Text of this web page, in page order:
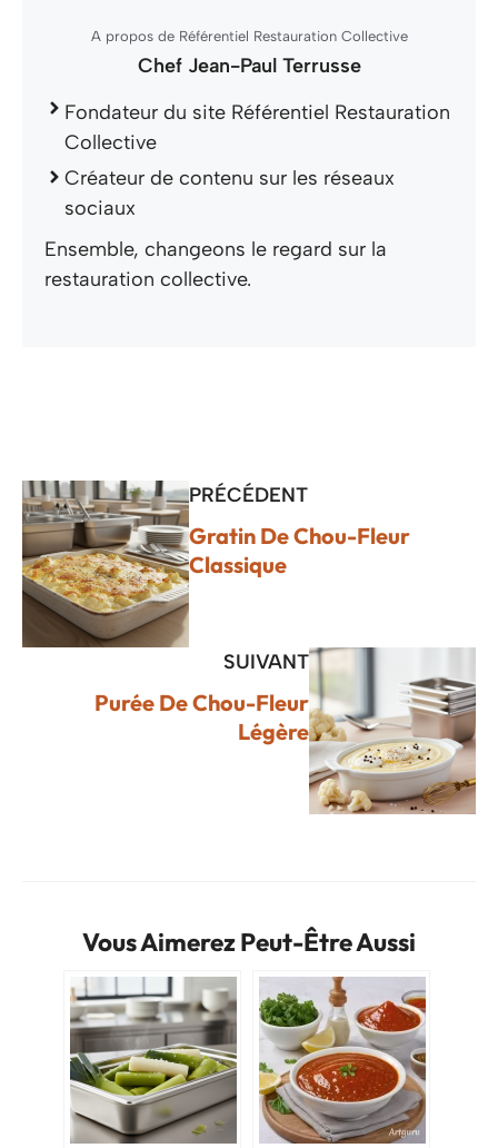
A propos de Référentiel Restauration Collective
Chef Jean-Paul Terrusse
Fondateur du site Référentiel Restauration
Collective
Créateur de contenu sur les réseaux
sociaux
Ensemble, changeons le regard sur la
restauration collective.
PRÉCÉDENT
Gratin De Chou-Fleur
Classique
SUIVANT
Purée De Chou-Fleur
Légère
Vous Aimerez Peut-Être Aussi